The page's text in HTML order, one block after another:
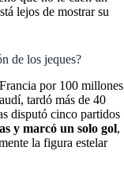
lejos de mostrar su
de los jeques?
por 100 millones
tardó más de 40
disputó cinco partidos
y marcó un solo gol,
la figura estelar